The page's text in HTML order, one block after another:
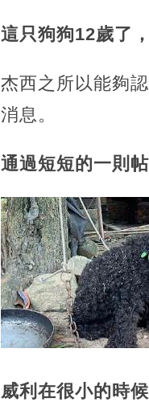
這只狗狗12歲了
杰西之所以能夠
消息。
通過短短的一則
威利在很小的時